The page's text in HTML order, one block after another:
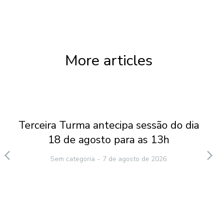
More articles
Terceira Turma antecipa sessão do dia
18 de agosto para as 13h
Sem categoria 7 de agosto de 2026